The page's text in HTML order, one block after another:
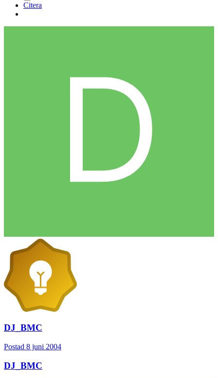
Citera
DJ_BMC
Postad 8 juni 2004
DJ_BMC